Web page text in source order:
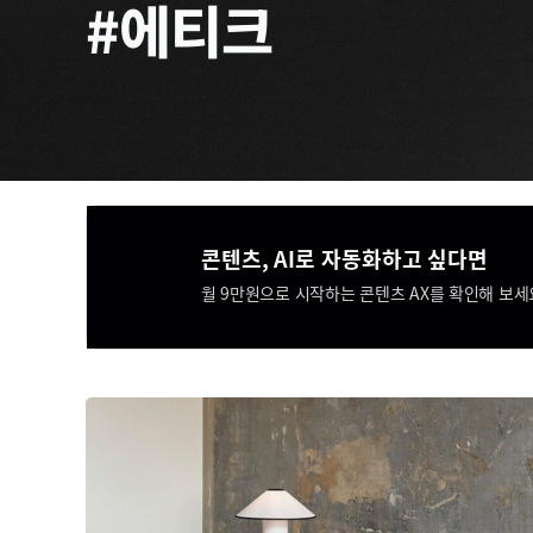
#에티크
콘텐츠, AI로 자동화하고 싶다면​​
월 9만원으로 시작하는 콘텐츠 AX를 확인해 보